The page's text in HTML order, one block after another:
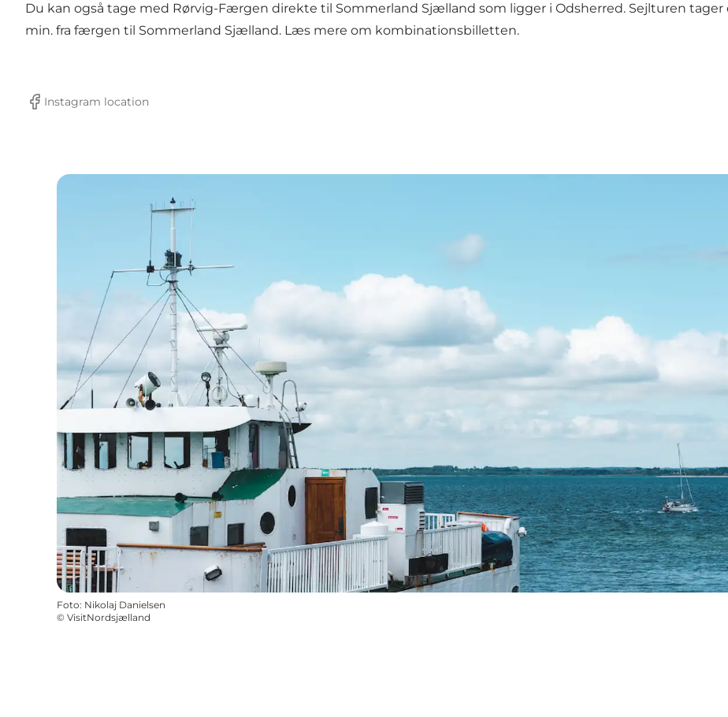
Du kan også tage med Rørvig-Færgen direkte til Sommerland Sjælland som ligger i Odsherred. Sejlturen tager
min. fra færgen til Sommerland Sjælland. Læs mere om kombinationsbilletten.
Facebook
Instagram location
Foto: Nikolaj Danielsen
© VisitNordsjælland